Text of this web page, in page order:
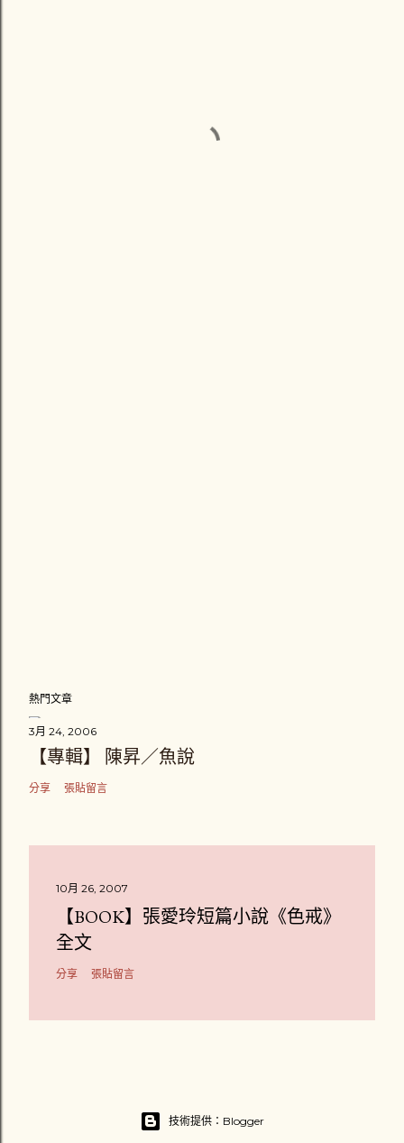
熱門文章
3月 24, 2006
【專輯】 陳昇／魚說
分享 張貼留言
10月 26, 2007
【BOOK】張愛玲短篇小說《色戒》
全文
分享 張貼留言
技術提供：Blogger